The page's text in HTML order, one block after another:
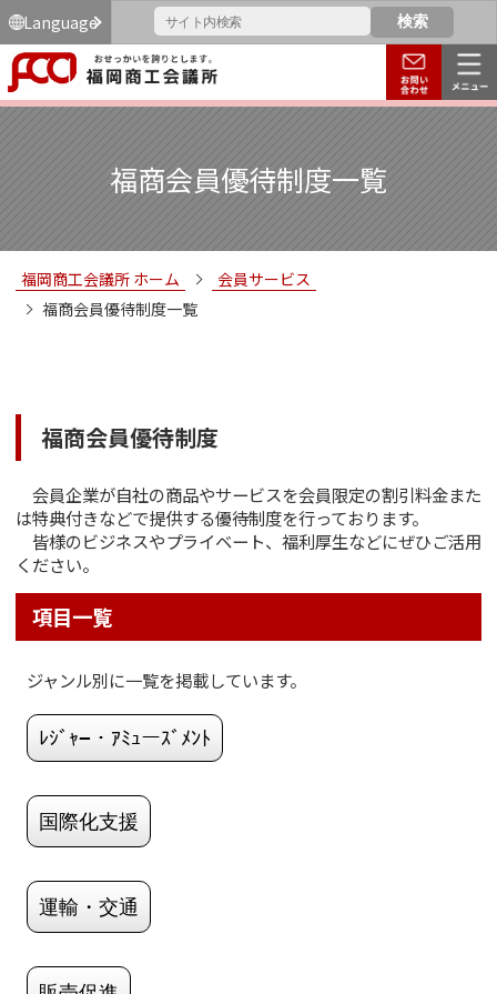
Language
福商会員優待制度一覧
福岡商工会議所 ホーム
会員サービス
福商会員優待制度一覧
福商会員優待制度
会員企業が自社の商品やサービスを会員限定の割引料金また
は特典付きなどで提供する優待制度を行っております。
皆様のビジネスやプライベート、福利厚生などにぜひご活用
ください。
項目一覧
ジャンル別に一覧を掲載しています。